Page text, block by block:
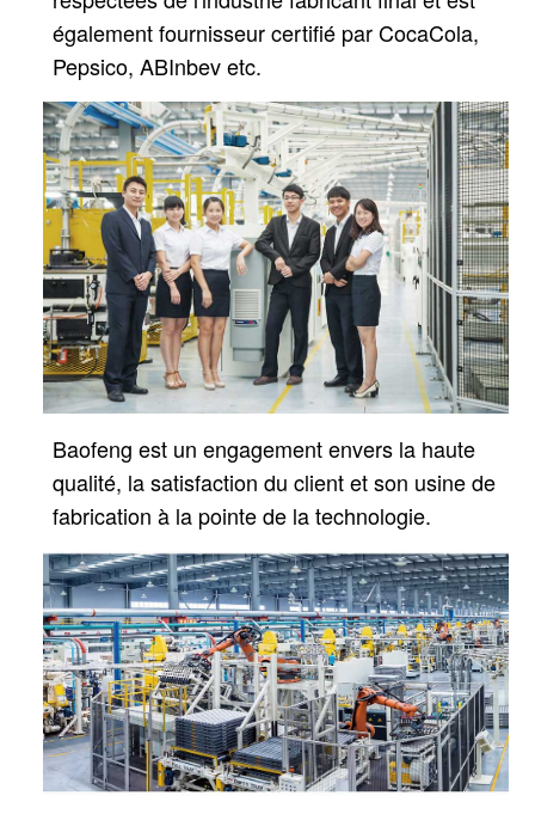
également fournisseur certifié par CocaCola,
Pepsico, ABInbev etc.
Baofeng est un engagement envers la haute
qualité, la satisfaction du client et son usine de
fabrication à la pointe de la technologie.